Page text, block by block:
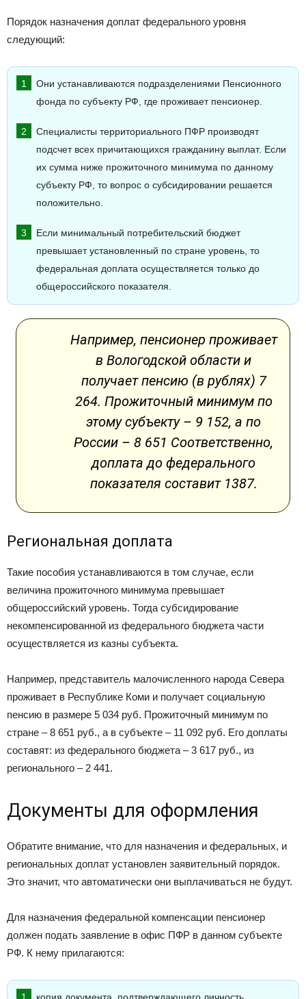
Порядок назначения доплат федерального уровня
следующий:
Они устанавливаются подразделениями Пенсионного
фонда по субъекту РФ, где проживает пенсионер.
Специалисты территориального ПФР производят
подсчет всех причитающихся гражданину выплат. Если
их сумма ниже прожиточного минимума по данному
субъекту РФ, то вопрос о субсидировании решается
положительно.
Если минимальный потребительский бюджет
превышает установленный по стране уровень, то
федеральная доплата осуществляется только до
общероссийского показателя.
Например, пенсионер проживает
в Вологодской области и
получает пенсию (в рублях) 7
264. Прожиточный минимум по
этому субъекту – 9 152, а по
России – 8 651 Соответственно,
доплата до федерального
показателя составит 1387.
Региональная доплата
Такие пособия устанавливаются в том случае, если
величина прожиточного минимума превышает
общероссийский уровень. Тогда субсидирование
некомпенсированной из федерального бюджета части
осуществляется из казны субъекта.
Например, представитель малочисленного народа Севера
проживает в Республике Коми и получает социальную
пенсию в размере 5 034 руб. Прожиточный минимум по
стране – 8 651 руб., а в субъекте – 11 092 руб. Его доплаты
составят: из федерального бюджета – 3 617 руб., из
регионального – 2 441.
Документы для оформления
Обратите внимание, что для назначения и федеральных, и
региональных доплат установлен заявительный порядок.
Это значит, что автоматически они выплачиваться не будут.
Для назначения федеральной компенсации пенсионер
должен подать заявление в офис ПФР в данном субъекте
РФ. К нему прилагаются: